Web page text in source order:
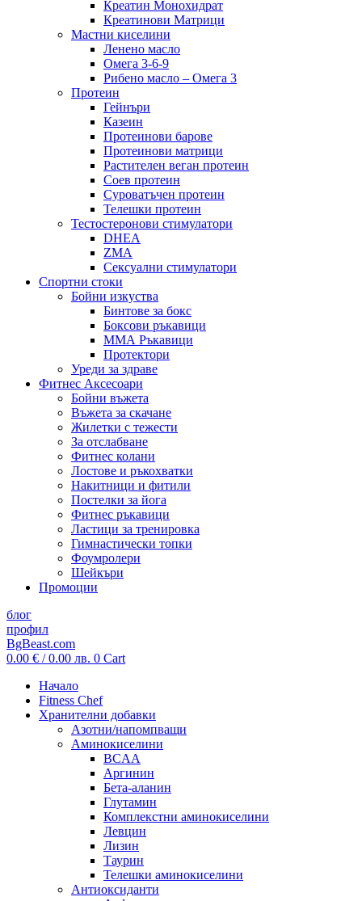
Креатин Монохидрат
Креатинови Матрици
Мастни киселини
Ленено масло
Омега 3-6-9
Рибено масло – Омега 3
Протеин
Гейнъри
Казеин
Протеинови барове
Протеинови матрици
Растителен веган протеин
Соев протеин
Суроватъчен протеин
Телешки протеин
Тестостеронови стимулатори
DHEA
ZMA
Сексуални стимулатори
Спортни стоки
Бойни изкуства
Бинтове за бокс
Боксови ръкавици
ММА Ръкавици
Протектори
Уреди за здраве
Фитнес Аксесоари
Бойни въжета
Въжета за скачане
Жилетки с тежести
За отслабване
Фитнес колани
Лостове и ръкохватки
Накитници и фитили
Постелки за йога
Фитнес ръкавици
Ластици за тренировка
Гимнастически топки
Фоумролери
Шейкъри
Промоции
блог
профил
BgBeast.com
0.00 € / 0.00 лв. 0 Cart
Начало
Fitness Chef
Хранителни добавки
Азотни/напомпващи
Аминокиселини
BCAA
Аргинин
Бета-аланин
Глутамин
Комплекстни аминокиселини
Левцин
Лизин
Таурин
Телешки аминокиселини
Антиоксиданти